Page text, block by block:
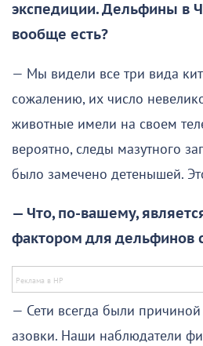
экспедиции. Дельфины в
вообще есть?
— Мы видели все три вида
сожалению, их число
животные имели на своем
вероятно, следы мазутного
было замечено детенышей.
— Что, по-вашему,
фактором для дельфинов
— Сети всегда были
азовки. Наши наблюдатели